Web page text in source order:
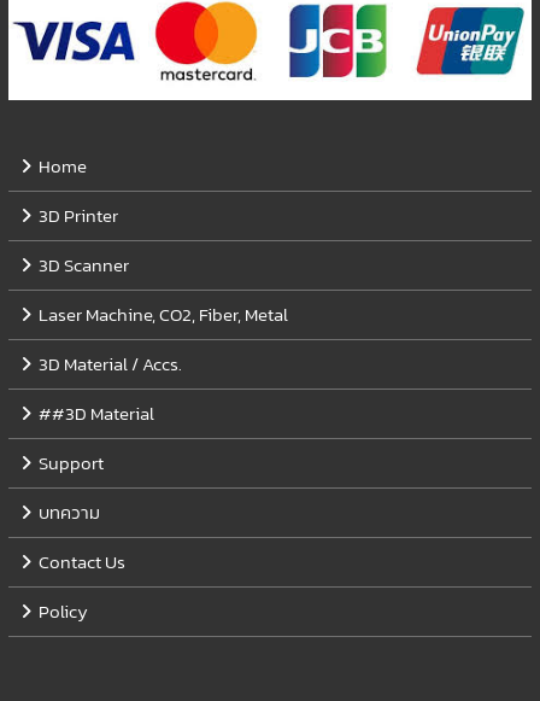
Home
3D Printer
3D Scanner
Laser Machine, CO2, Fiber, Metal
3D Material / Accs.
##3D Material
Support
บทความ
Contact Us
Policy